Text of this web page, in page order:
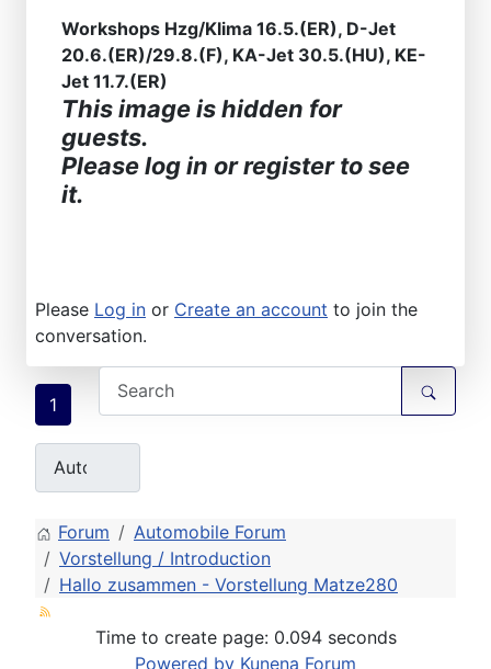
Workshops Hzg/Klima 16.5.(ER), D-Jet
20.6.(ER)/29.8.(F), KA-Jet 30.5.(HU), KE-
Jet 11.7.(ER)
This image is hidden for
guests.
Please log in or register to see
it.
Please Log in or Create an account to join the
conversation.
1
Forum
Automobile Forum
Vorstellung / Introduction
Hallo zusammen - Vorstellung Matze280
Time to create page: 0.094 seconds
Powered by Kunena Forum